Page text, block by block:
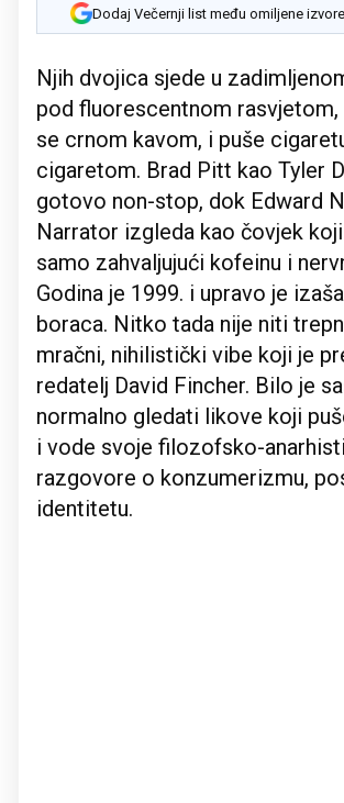
Dodaj Večernji list među omiljene
Njih dvojica sjede u
pod fluorescentnom rasvjetom,
se crnom kavom, i puše
cigaretom. Brad Pitt kao Tyler
gotovo non-stop, dok Edward
Narrator izgleda kao čovjek
samo zahvaljujući kofeinu i
Godina je 1999. i upravo je
boraca. Nitko tada nije niti
mračni, nihilistički vibe koji je
redatelj David Fincher. Bilo je
normalno gledati likove koji
i vode svoje filozofsko-
razgovore o konzumerizmu,
identitetu.